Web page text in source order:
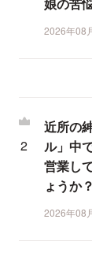
娘の苦
2026年08
近所の
ル」中
営業し
ょうか？
2026年08